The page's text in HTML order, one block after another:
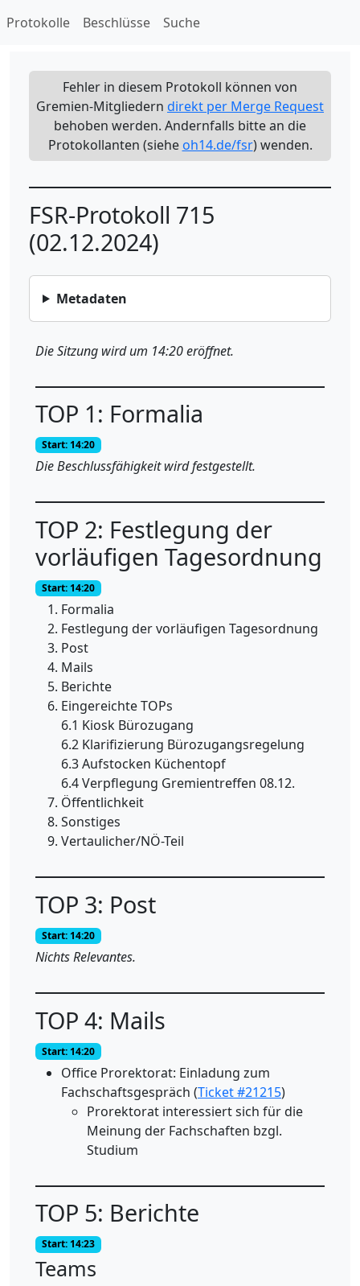
Protokolle Beschlüsse Suche
Fehler in diesem Protokoll können von
Gremien-Mitgliedern direkt per Merge Request
behoben werden. Andernfalls bitte an die
Protokollanten (siehe oh14.de/fsr) wenden.
FSR-Protokoll 715
(02.12.2024)
Metadaten
Die Sitzung wird um 14:20 eröffnet.
TOP 1: Formalia
Start: 14:20
Die Beschlussfähigkeit wird festgestellt.
TOP 2: Festlegung der
vorläufigen Tagesordnung
Start: 14:20
Formalia
Festlegung der vorläufigen Tagesordnung
Post
Mails
Berichte
Eingereichte TOPs
6.1 Kiosk Bürozugang
6.2 Klarifizierung Bürozugangsregelung
6.3 Aufstocken Küchentopf
6.4 Verpflegung Gremientreffen 08.12.
Öffentlichkeit
Sonstiges
Vertaulicher/NÖ-Teil
TOP 3: Post
Start: 14:20
Nichts Relevantes.
TOP 4: Mails
Start: 14:20
Office Prorektorat: Einladung zum
Fachschaftsgespräch (Ticket #21215)
Prorektorat interessiert sich für die
Meinung der Fachschaften bzgl.
Studium
TOP 5: Berichte
Start: 14:23
Teams